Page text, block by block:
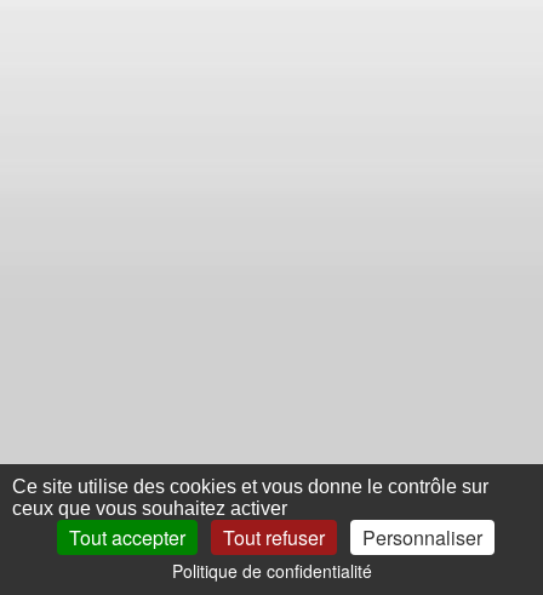
Ce site utilise des cookies et vous donne le contrôle sur
ceux que vous souhaitez activer
Tout accepter Tout refuser Personnaliser
Politique de confidentialité